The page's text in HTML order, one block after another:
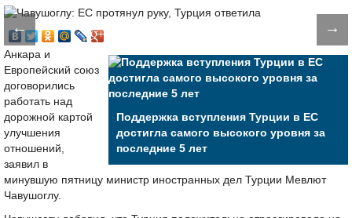
← →
Поддержка вступления Турции в ЕС
достигла самого высокого уровня за
последние 5 лет
Анкара и
Европейский союз
договорились
работать над
дорожной картой
улучшения
отношений,
заявил в
минувшую пятницу министр иностранных дел Турции Мевлют
Чавушоглу.